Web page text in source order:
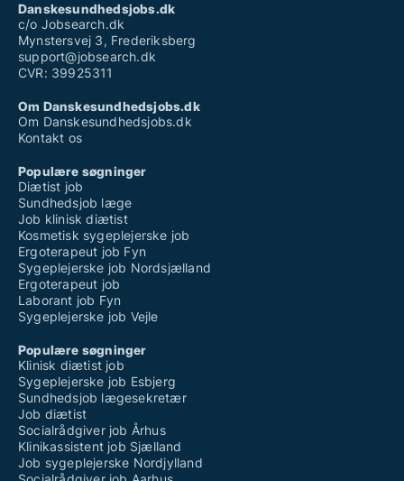
Danskesundhedsjobs.dk
c/o Jobsearch.dk
Mynstersvej 3, Frederiksberg
support@jobsearch.dk
CVR: 39925311
Om Danskesundhedsjobs.dk
Om Danskesundhedsjobs.dk
Kontakt os
Populære søgninger
Diætist job
Sundhedsjob læge
Job klinisk diætist
Kosmetisk sygeplejerske job
Ergoterapeut job Fyn
Sygeplejerske job Nordsjælland
Ergoterapeut job
Laborant job Fyn
Sygeplejerske job Vejle
Populære søgninger
Klinisk diætist job
Sygeplejerske job Esbjerg
Sundhedsjob lægesekretær
Job diætist
Socialrådgiver job Århus
Klinikassistent job Sjælland
Job sygeplejerske Nordjylland